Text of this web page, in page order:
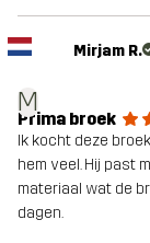
M
Mirjam R.
Prima broek
Ik kocht deze
hem veel. Hij past
materiaal wat de
dagen.